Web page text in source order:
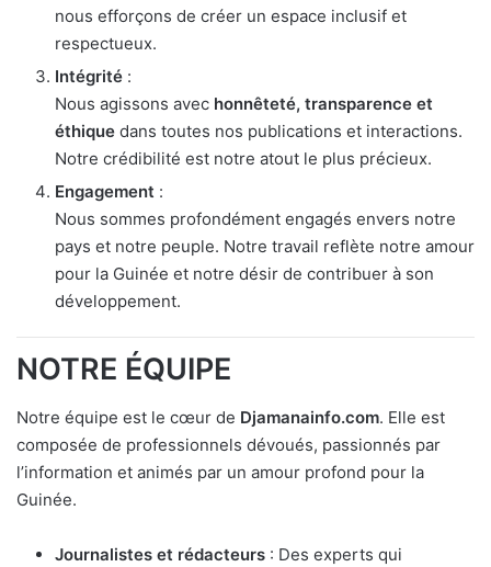
nous efforçons de créer un espace inclusif et
respectueux.
Intégrité :
Nous agissons avec honnêteté, transparence et
éthique dans toutes nos publications et interactions.
Notre crédibilité est notre atout le plus précieux.
Engagement :
Nous sommes profondément engagés envers notre
pays et notre peuple. Notre travail reflète notre amour
pour la Guinée et notre désir de contribuer à son
développement.
NOTRE ÉQUIPE
Notre équipe est le cœur de Djamanainfo.com. Elle est
composée de professionnels dévoués, passionnés par
l’information et animés par un amour profond pour la
Guinée.
Journalistes et rédacteurs : Des experts qui